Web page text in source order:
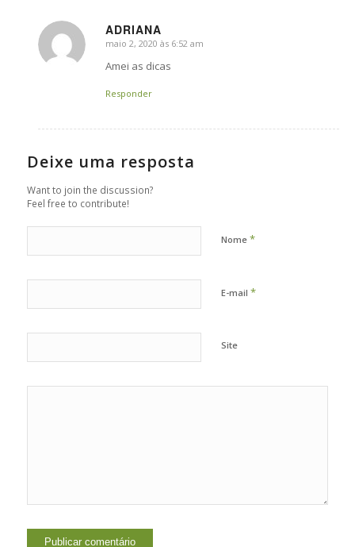
ADRIANA
says:
maio 2, 2020 às 6:52 am
Amei as dicas
Responder
Deixe uma resposta
Want to join the discussion?
Feel free to contribute!
Nome *
E-mail *
Site